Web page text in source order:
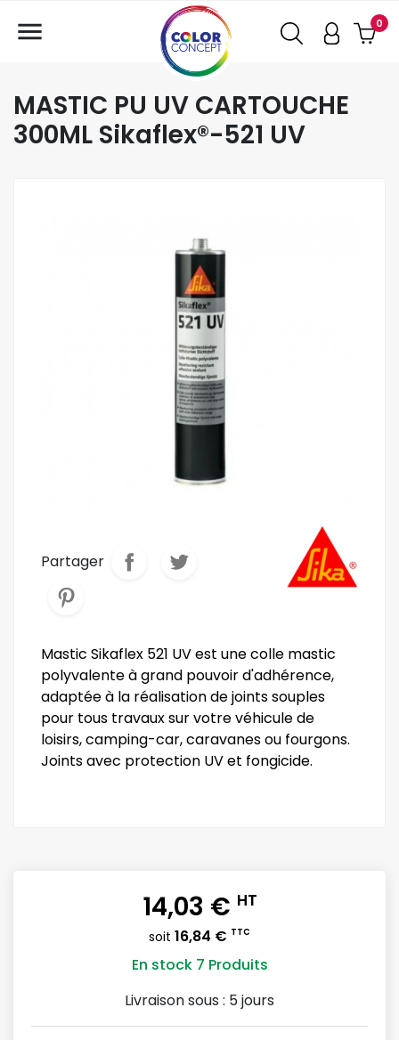
0

MASTIC PU UV CARTOUCHE
300ML Sikaflex®-521 UV
Partager
Mastic Sikaflex 521 UV est une colle mastic
polyvalente à grand pouvoir d'adhérence,
adaptée à la réalisation de joints souples
pour tous travaux sur votre véhicule de
loisirs, camping-car, caravanes ou fourgons.
Joints avec protection UV et fongicide.
14,03 € HT
soit 16,84 € TTC
En stock 7 Produits
Livraison sous : 5 jours